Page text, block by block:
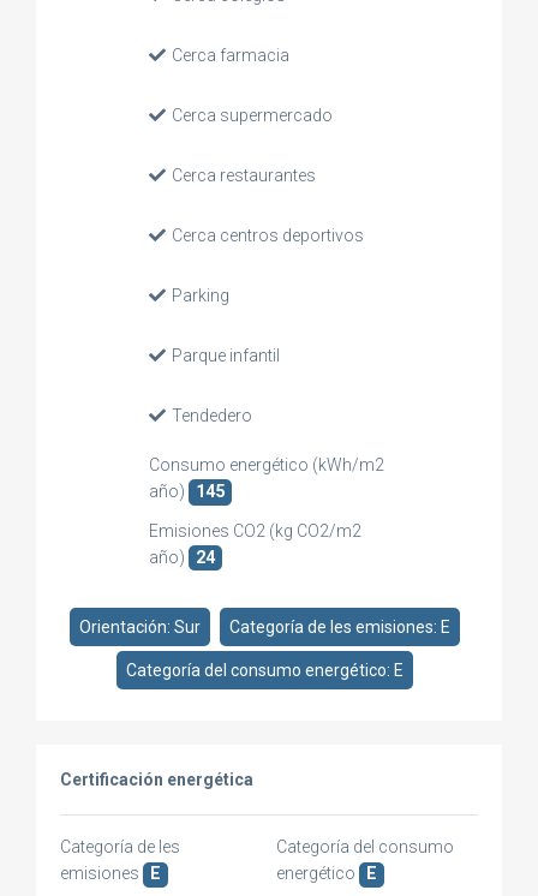
Cerca farmacia
Cerca supermercado
Cerca restaurantes
Cerca centros deportivos
Parking
Parque infantil
Tendedero
Consumo energético (kWh/m2
año)
145
Emisiones CO2 (kg CO2/m2
año)
24
Orientación: Sur Categoría de les emisiones: E
Categoría del consumo energético: E
Certificación energética
Categoría de les
emisiones
E
Categoría del consumo
energético
E